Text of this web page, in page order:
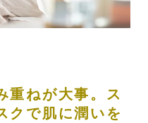
重ねが大事。ス
クで肌に潤いを